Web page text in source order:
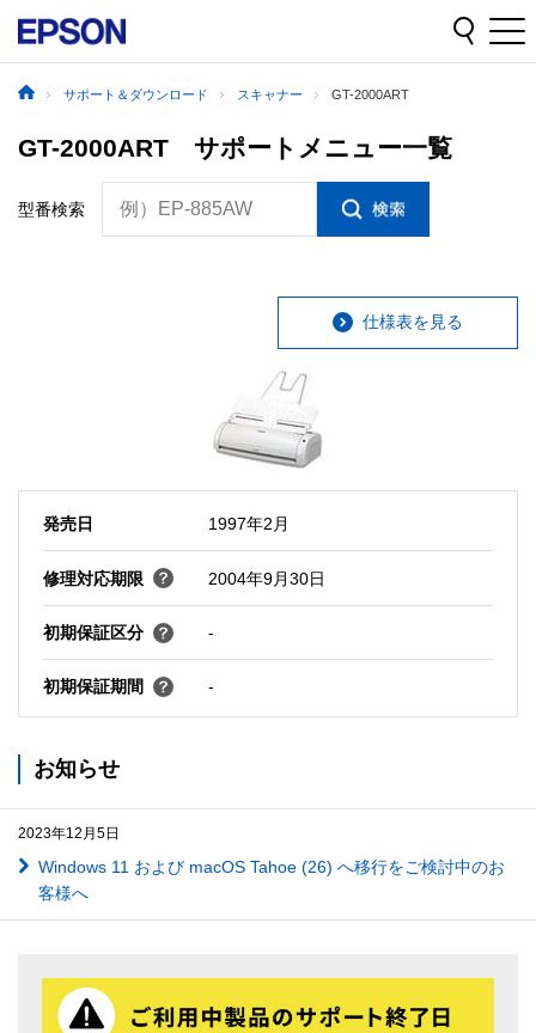
サポート＆ダウンロード スキャナー GT-2000ART
GT-2000ART サポートメニュー一覧
型番検索 例）EP-885AW
仕様表を見る
発売日 1997年2月
修理対応期限 2004年9月30日
初期保証区分 -
初期保証期間 -
お知らせ
2023年12月5日
Windows 11 および macOS Tahoe (26) へ移行をご検討中のお
客様へ